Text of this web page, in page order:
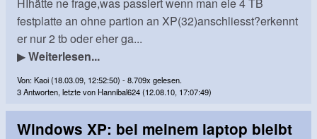
HIhätte ne frage,was passiert wenn man eie 4 TB
festplatte an ohne partion an XP(32)anschliesst?erkennt
er nur 2 tb oder eher ga...
▶Weiterlesen...
Von: Kaoi (18.03.09, 12:52:50) - 8.709x gelesen.
3 Antworten, letzte von Hannibal624 (12.08.10, 17:07:49)
Windows XP: bei meinem laptop bleibt